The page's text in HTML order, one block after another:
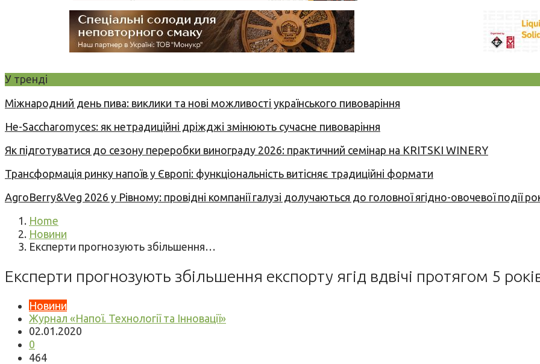
У тренді
Міжнародний день пива: виклики та нові можливості українського пивоваріння
Не-Saccharomyces: як нетрадиційні дріжджі змінюють сучасне пивоваріння
Як підготуватися до сезону переробки винограду 2026: практичний семінар на KRITSKI WINERY
Трансформація ринку напоїв у Європі: функціональність витісняє традиційні формати
AgroBerry&Veg 2026 у Рівному: провідні компанії галузі долучаються до головної ягідно-овочевої події
Home
Новини
Експерти прогнозують збільшення…
Експерти прогнозують збільшення експорту ягід вдвічі протягом 5
Новини
Журнал «Напої. Технології та Інновації»
02.01.2020
0
464